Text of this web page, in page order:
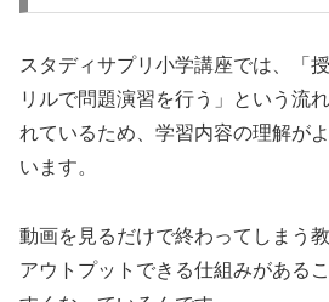
スタディサプリ小学講座では、「
リルで問題演習を行う」という流
れているため、学習内容の理解が
います。
動画を見るだけで終わってしまう
アウトプットできる仕組みがある